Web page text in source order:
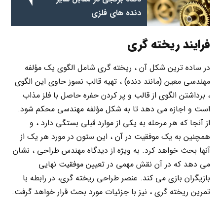
دنده‌ های فلزی
فرایند ریخته گری
در ساده ترین شکل آن ، ریخته گری شامل الگوی یک مؤلفه
مهندسی معین (مانند دنده) ، تهیه قالب نسوز حاوی این الگوی
، برداشتن الگوی از قالب و پر کردن حفره حاصل با فلز مذاب
است و اجازه می دهد تا به شکل مؤلفه مهندسی محکم شود.
از آنجا که هر مرحله به یکی از موارد قبلی بستگی دارد ، و
همچنین به یک موفقیت در آن ، این ستون در مورد هر یک از
آنها بحث خواهد کرد. به ویژه از دیدگاه مهندس طراحی ، نشان
می دهد که در آن نقش مهمی در تعیین موفقیت نهایی
بازیگران بازی می کند. عنصر طراحی ریخته گری، در رابطه با
تمرین ریخته گری ، نیز با جزئیات مورد بحث قرار خواهد گرفت.